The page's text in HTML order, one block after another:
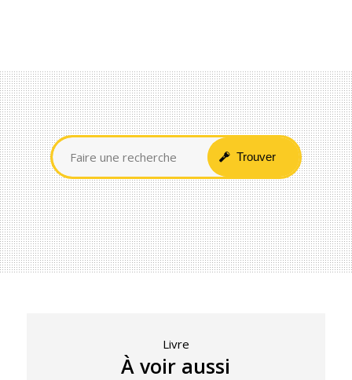
Livre
À voir aussi